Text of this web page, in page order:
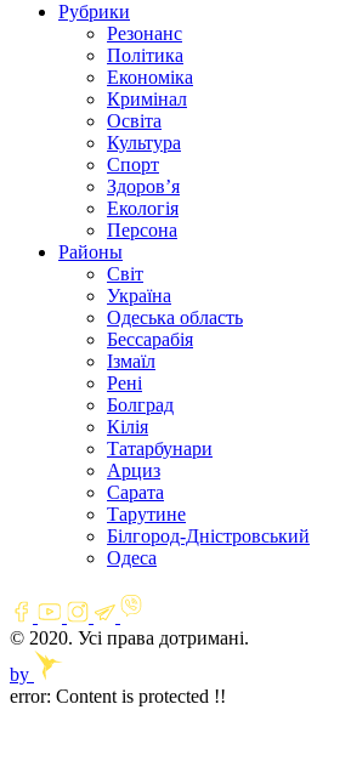
Рубрики
Резонанс
Політика
Економіка
Кримінал
Освіта
Культура
Спорт
Здоров’я
Екологія
Персона
Районы
Світ
Україна
Одеська область
Бессарабія
Ізмаїл
Рені
Болград
Кілія
Татарбунари
Арциз
Сарата
Тарутине
Білгород-Дністровський
Одеса
© 2020. Усі права дотримані.
by
error: Content is protected !!